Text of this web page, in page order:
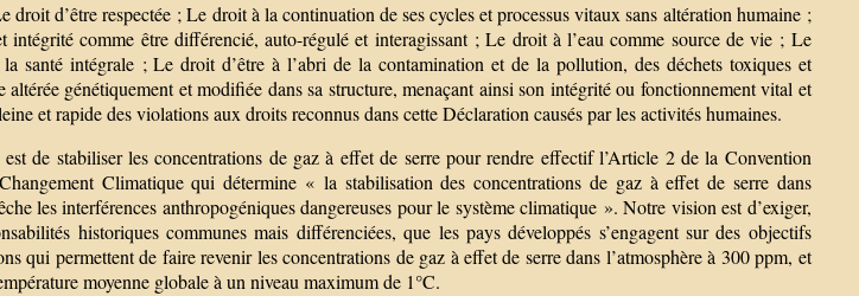
droit d’être respectée ; Le droit à la continuation de ses cycles et processus vitaux sans altération humaine ;
comme être différencié, auto-régulé et interagissant ; Le droit à l’eau comme source de vie ; Le
santé intégrale ; Le droit d’être à l’abri de la contamination et de la pollution, des déchets toxiques et
génétiquement et modifiée dans sa structure, menaçant ainsi son intégrité ou fonctionnement vital et
et rapide des violations aux droits reconnus dans cette Déclaration causés par les activités humaines.
est de stabiliser les concentrations de gaz à effet de serre pour rendre effectif l’Article 2 de la Convention
Climatique qui détermine « la stabilisation des concentrations de gaz à effet de serre dans
les interférences anthropogéniques dangereuses pour le système climatique ». Notre vision est d’exiger,
historiques communes mais différenciées, que les pays développés s’engagent sur des objectifs
qui permettent de faire revenir les concentrations de gaz à effet de serre dans l’atmosphère à 300 ppm, et
moyenne globale à un niveau maximum de 1°C.